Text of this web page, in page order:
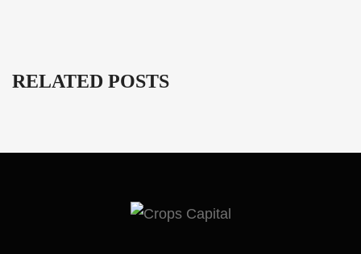
RELATED POSTS